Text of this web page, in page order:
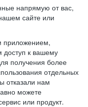
напрямую от вас,
сайте или
приложением,
доступ к вашему
получения более
отдельных
отказали нам
можете
или продукт.